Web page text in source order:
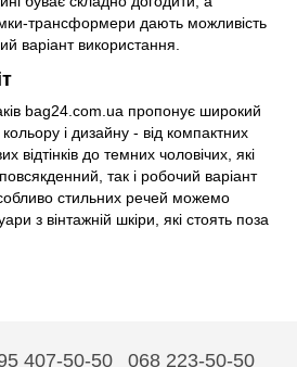
трансформери дають можливість
варіант використання.
bag24.com.ua пропонує широкий
кольору і дизайну - від компактних
відтінків до темних чоловічих, які
так і робочий варіант
стильних речей можемо
з вінтажній шкіри, які стоять поза
407-50-50 068 223-50-50